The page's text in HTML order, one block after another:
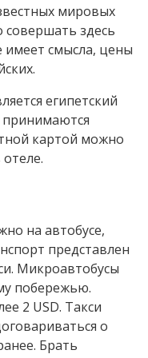
мировых
здесь
смысла, цены
египетский
принимаются
картой можно
на автобусе,
представлен
Микроавтобусы
побережью.
2 USD. Такси
о
Брать